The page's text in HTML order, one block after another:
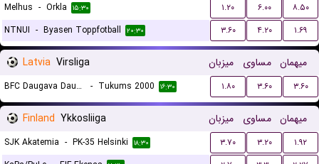
Melhus - Orkla ۱۵:۳۰ ۱.۲۰ ۶.۰۰
۸.۵۰
NTNUI - Byasen Toppfotball ۲۰:۳۰ ۳.۶۰ ۴.۲۰ ۱.۶۹
Latvia Virsliga میزبان مساوی میهمان
BFC Daugava Daugavpils - Tukums 2000 ۱۶:۳۰ ۱.۸۰ ۳.۶۰ ۳.۶۰
Finland Ykkosliiga میزبان مساوی میهمان
SJK Akatemia - PK-35 Helsinki ۱۸:۳۰ ۳.۷۰ ۳.۲۰
۱.۹۲